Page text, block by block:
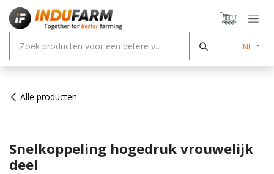
Overslaan naar inhoud
NL
Alle producten
Snelkoppeling hogedruk vrouwelijk
deel